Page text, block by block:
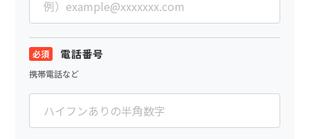
電話番号
携帯電話など